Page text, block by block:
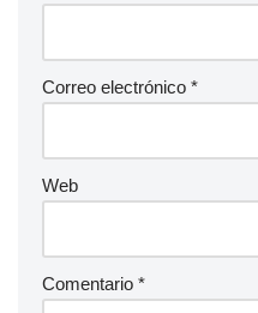
Correo electrónico *
Web
Comentario *